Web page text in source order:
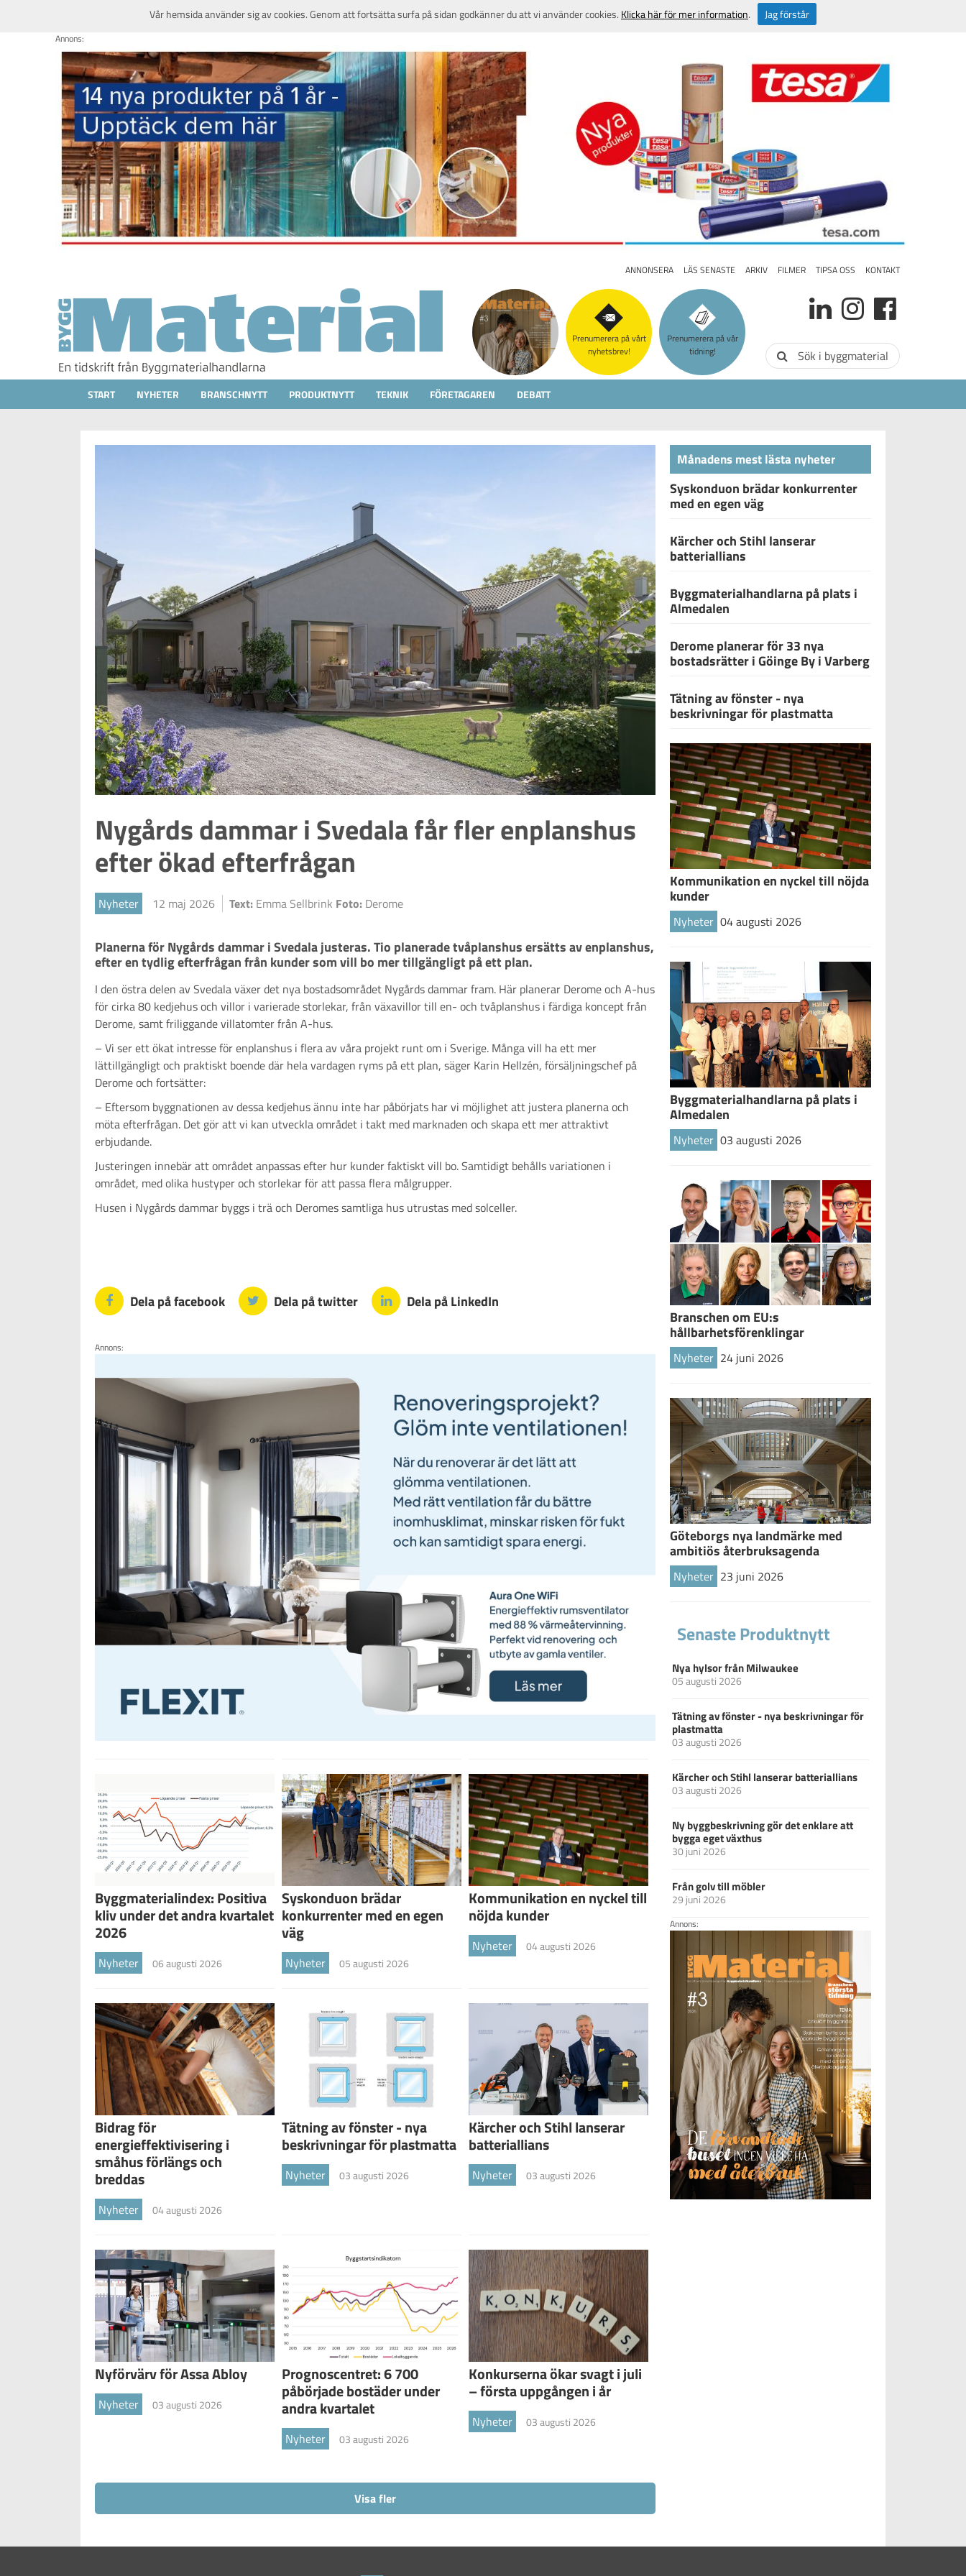
Annons:
ANNONSERA LÄS SENASTE ARKIV FILMER TIPSA OSS KONTAKT
Prenumerera på vårt
nyhetsbrev!
Prenumerera på vår
tidning!
Sök i byggmaterial
START NYHETER BRANSCHNYTT PRODUKTNYTT TEKNIK FÖRETAGAREN DEBATT
Nygårds dammar i Svedala får fler enplanshus
efter ökad efterfrågan
Nyheter 12 maj 2026 Text: Emma Sellbrink Foto: Derome
Planerna för Nygårds dammar i Svedala justeras. Tio planerade tvåplanshus ersätts av enplanshus,
I den östra delen av Svedala växer det nya bostadsområdet Nygårds dammar fram. Här planerar Derome och A-hus
för cirka 80 kedjehus och villor i varierade storlekar, från växavillor till en- och tvåplanshus i färdiga koncept från
Derome, samt friliggande villatomter från A-hus.
– Vi ser ett ökat intresse för enplanshus i flera av våra projekt runt om i Sverige. Många vill ha ett mer
lättillgängligt och praktiskt boende där hela vardagen ryms på ett plan, säger Karin Hellzén, försäljningschef på
Derome och fortsätter:
– Eftersom byggnationen av dessa kedjehus ännu inte har påbörjats har vi möjlighet att justera planerna och
möta efterfrågan. Det gör att vi kan utveckla området i takt med marknaden och skapa ett mer attraktivt
erbjudande.
Justeringen innebär att området anpassas efter hur kunder faktiskt vill bo. Samtidigt behålls variationen i
området, med olika hustyper och storlekar för att passa flera målgrupper.
Husen i Nygårds dammar byggs i trä och Deromes samtliga hus utrustas med solceller.
Dela på facebook Dela på twitter Dela på LinkedIn
Annons:
Byggmaterialindex: Positiva
kliv under det andra kvartalet
2026
Nyheter 06 augusti 2026
Syskonduon brädar
konkurrenter med en egen
väg
Nyheter 05 augusti 2026
Kommunikation en nyckel till
nöjda kunder
Nyheter 04 augusti 2026
Bidrag för
energieffektivisering i
småhus förlängs och
breddas
Nyheter 04 augusti 2026
Tätning av fönster - nya
beskrivningar för plastmatta
Nyheter 03 augusti 2026
Kärcher och Stihl lanserar
batteriallians
Nyheter 03 augusti 2026
Nyförvärv för Assa Abloy
Nyheter 03 augusti 2026
Prognoscentret: 6 700
påbörjade bostäder under
andra kvartalet
Nyheter 03 augusti 2026
Konkurserna ökar svagt i juli
– första uppgången i år
Nyheter 03 augusti 2026
Visa fler
Månadens mest lästa nyheter
Syskonduon brädar konkurrenter
med en egen väg
Kärcher och Stihl lanserar
batteriallians
Byggmaterialhandlarna på plats i
Almedalen
Derome planerar för 33 nya
bostadsrätter i Göinge By i Varberg
Tätning av fönster - nya
beskrivningar för plastmatta
Kommunikation en nyckel till nöjda
kunder
Nyheter 04 augusti 2026
Byggmaterialhandlarna på plats i
Almedalen
Nyheter 03 augusti 2026
Branschen om EU:s
hållbarhetsförenklingar
Nyheter 24 juni 2026
Göteborgs nya landmärke med
ambitiös återbruksagenda
Nyheter 23 juni 2026
Senaste Produktnytt
Nya hylsor från Milwaukee
05 augusti 2026
Tätning av fönster - nya beskrivningar för
plastmatta
03 augusti 2026
Kärcher och Stihl lanserar batteriallians
03 augusti 2026
Ny byggbeskrivning gör det enklare att
bygga eget växthus
30 juni 2026
Från golv till möbler
29 juni 2026
Annons:
Vår hemsida använder sig av cookies. Genom att fortsätta surfa på sidan godkänner du att vi använder cookies. Klicka här för mer information. Jag förstår